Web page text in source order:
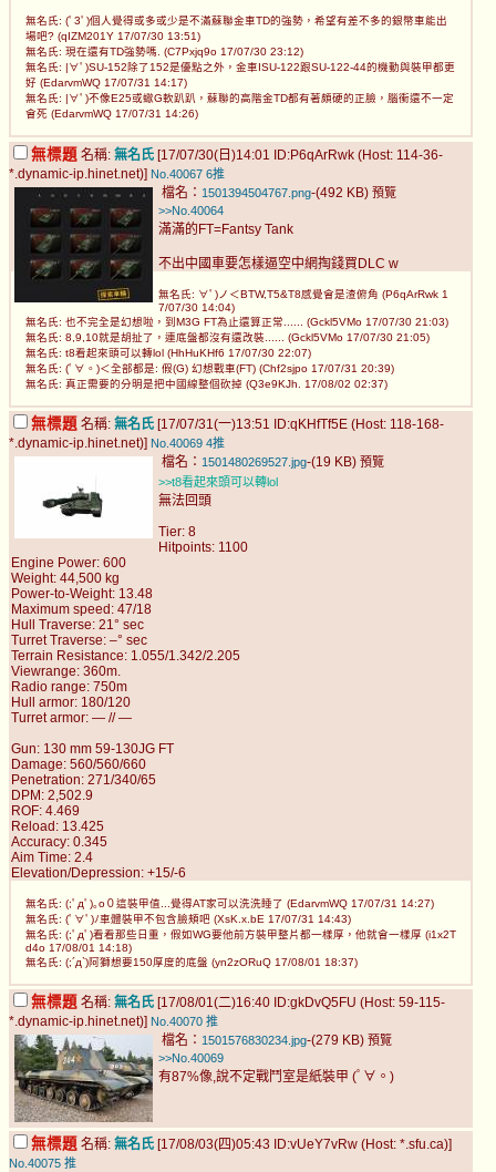
無名氏: (ﾟ3ﾟ)個人覺得或多或少是不滿蘇聯金車TD的強勢，希望有差不多的銀幣車能出
場吧? (qIZM201Y 17/07/30 13:51)
無名氏: 現在還有TD強勢嗎. (C7Pxjq9o 17/07/30 23:12)
無名氏: |∀ﾟ)SU-152除了152是優點之外，金車ISU-122跟SU-122-44的機動與裝甲都更
好 (EdarvmWQ 17/07/31 14:17)
無名氏: |∀ﾟ)不像E25或蠍G軟趴趴，蘇聯的高階金TD都有著頗硬的正臉，腦衝還不一定
會死 (EdarvmWQ 17/07/31 14:26)
無標題 名稱: 無名氏 [17/07/30(日)14:01 ID:P6qArRwk (Host: 114-36-
*.dynamic-ip.hinet.net)] No.40067 6推
檔名： 1501394504767.png-(492 KB) 預覽
>>No.40064
滿滿的FT=Fantsy Tank
不出中國車要怎樣逼空中網掏錢買DLC w
無名氏: ∀ﾟ)ノ＜BTW,T5&T8感覺會是渣俯角 (P6qArRwk 1
7/07/30 14:04)
無名氏: 也不完全是幻想啦，到M3G FT為止還算正常...... (Gckl5VMo 17/07/30 21:03)
無名氏: 8,9,10就是胡扯了，連底盤都沒有還改裝...... (Gckl5VMo 17/07/30 21:05)
無名氏: t8看起來頭可以轉lol (HhHuKHf6 17/07/30 22:07)
無名氏: (ﾟ∀。)＜全部都是: 假(G) 幻想戰車(FT) (Chf2sjpo 17/07/31 20:39)
無名氏: 真正需要的分明是把中國線整個砍掉 (Q3e9KJh. 17/08/02 02:37)
無標題 名稱: 無名氏 [17/07/31(一)13:51 ID:qKHfTf5E (Host: 118-168-
*.dynamic-ip.hinet.net)] No.40069 4推
檔名： 1501480269527.jpg-(19 KB) 預覽
>>t8看起來頭可以轉lol
無法回頭
Tier: 8
Hitpoints: 1100
Engine Power: 600
Weight: 44,500 kg
Power-to-Weight: 13.48
Maximum speed: 47/18
Hull Traverse: 21° sec
Turret Traverse: –° sec
Terrain Resistance: 1.055/1.342/2.205
Viewrange: 360m.
Radio range: 750m
Hull armor: 180/120
Turret armor: — // —
Gun: 130 mm 59-130JG FT
Damage: 560/560/660
Penetration: 271/340/65
DPM: 2,502.9
ROF: 4.469
Reload: 13.425
Accuracy: 0.345
Aim Time: 2.4
Elevation/Depression: +15/-6
無名氏: (;ﾟдﾟ)｡o０這裝甲值...覺得AT家可以洗洗睡了 (EdarvmWQ 17/07/31 14:27)
無名氏: (ﾟ∀ﾟ)ﾉ車體裝甲不包含臉頰吧 (XsK.x.bE 17/07/31 14:43)
無名氏: (;ﾟдﾟ)看看那些日重，假如WG要他前方裝甲整片都一樣厚，他就會一樣厚 (i1x2T
d4o 17/08/01 14:18)
無名氏: (;´д`)阿獅想要150厚度的底盤 (yn2zORuQ 17/08/01 18:37)
無標題 名稱: 無名氏 [17/08/01(二)16:40 ID:gkDvQ5FU (Host: 59-115-
*.dynamic-ip.hinet.net)] No.40070 推
檔名： 1501576830234.jpg-(279 KB) 預覽
>>No.40069
有87%像,說不定戰鬥室是紙裝甲 (ﾟ∀。)
無標題 名稱: 無名氏 [17/08/03(四)05:43 ID:vUeY7vRw (Host: *.sfu.ca)]
No.40075 推